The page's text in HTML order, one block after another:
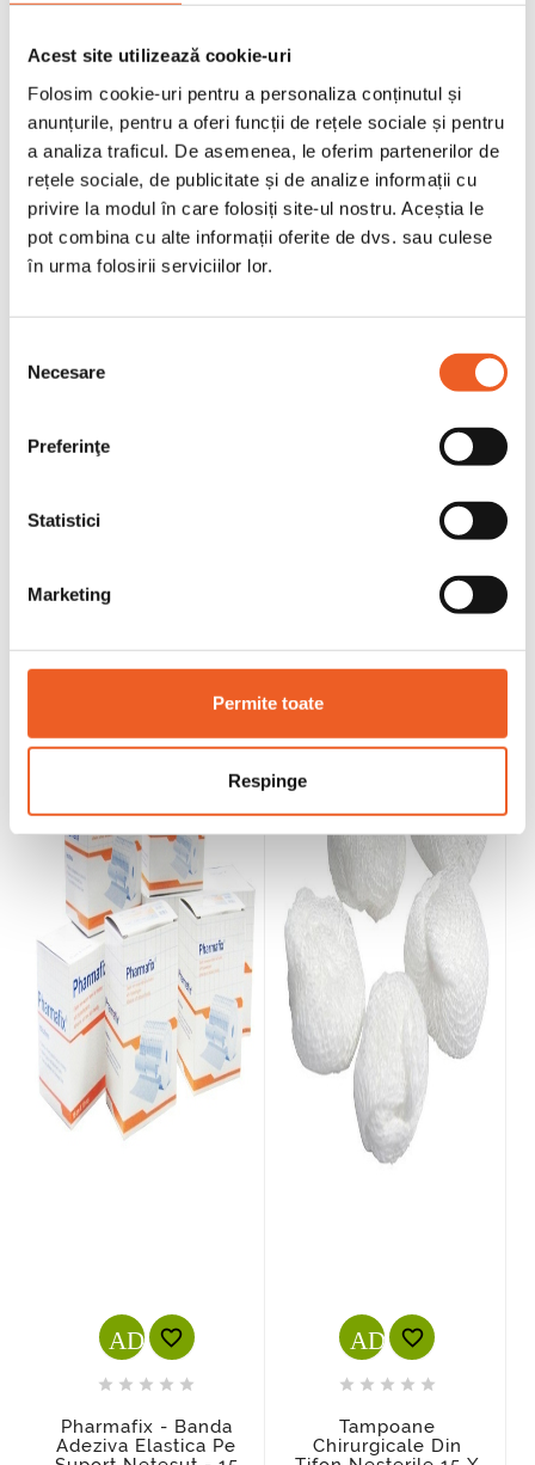
Acest site utilizează cookie-uri
Folosim cookie-uri pentru a personaliza conținutul și
anunțurile, pentru a oferi funcții de rețele sociale și pentru
a analiza traficul. De asemenea, le oferim partenerilor de
rețele sociale, de publicitate și de analize informații cu
privire la modul în care folosiți site-ul nostru. Aceștia le
pot combina cu alte informații oferite de dvs. sau culese
în urma folosirii serviciilor lor.
consimțământului
Necesare
Preferinţe
Statistici
Marketing
Permite toate
Respinge
Conditii de pastrare
Spatii curate, uscate, ferite de
umiditate ( maxim 60% )
Temperatura intre -10 grade - 40
grade Celsius
ALTE PERSOANE CARE AU
CUMPARAT ACEST PRODUS AU
ADD_SHOPPING_CART

    
Pharmafix - Banda
Adeziva Elastica Pe

    
Tampoane
Chirurgicale Din